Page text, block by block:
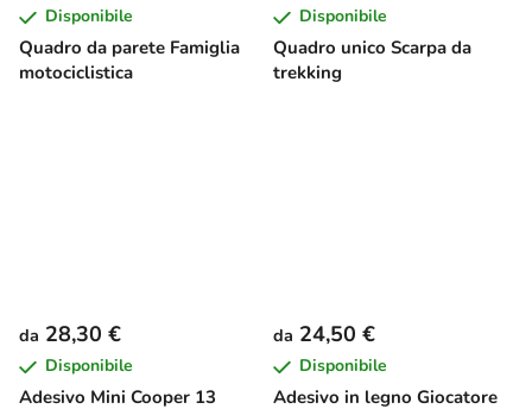
Quadro da parete Famiglia
motociclistica
Disponibile
Quadro unico Scarpa da
trekking
Disponibile
Adesivo Mini Cooper 13
da 28,30 €
Disponibile
Adesivo in legno Giocatore
da 24,50 €
Disponibile